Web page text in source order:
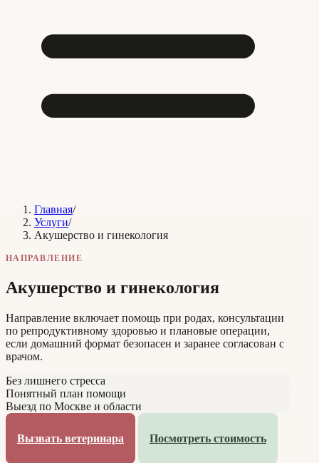
Главная/
Услуги/
Акушерство и гинекология
НАПРАВЛЕНИЕ
Акушерство и гинекология
Направление включает помощь при родах, консультации
по репродуктивному здоровью и плановые операции,
если домашний формат безопасен и заранее согласован с
врачом.
Без лишнего стресса
Понятный план помощи
Выезд по Москве и области
Вызвать ветеринара Посмотреть стоимость